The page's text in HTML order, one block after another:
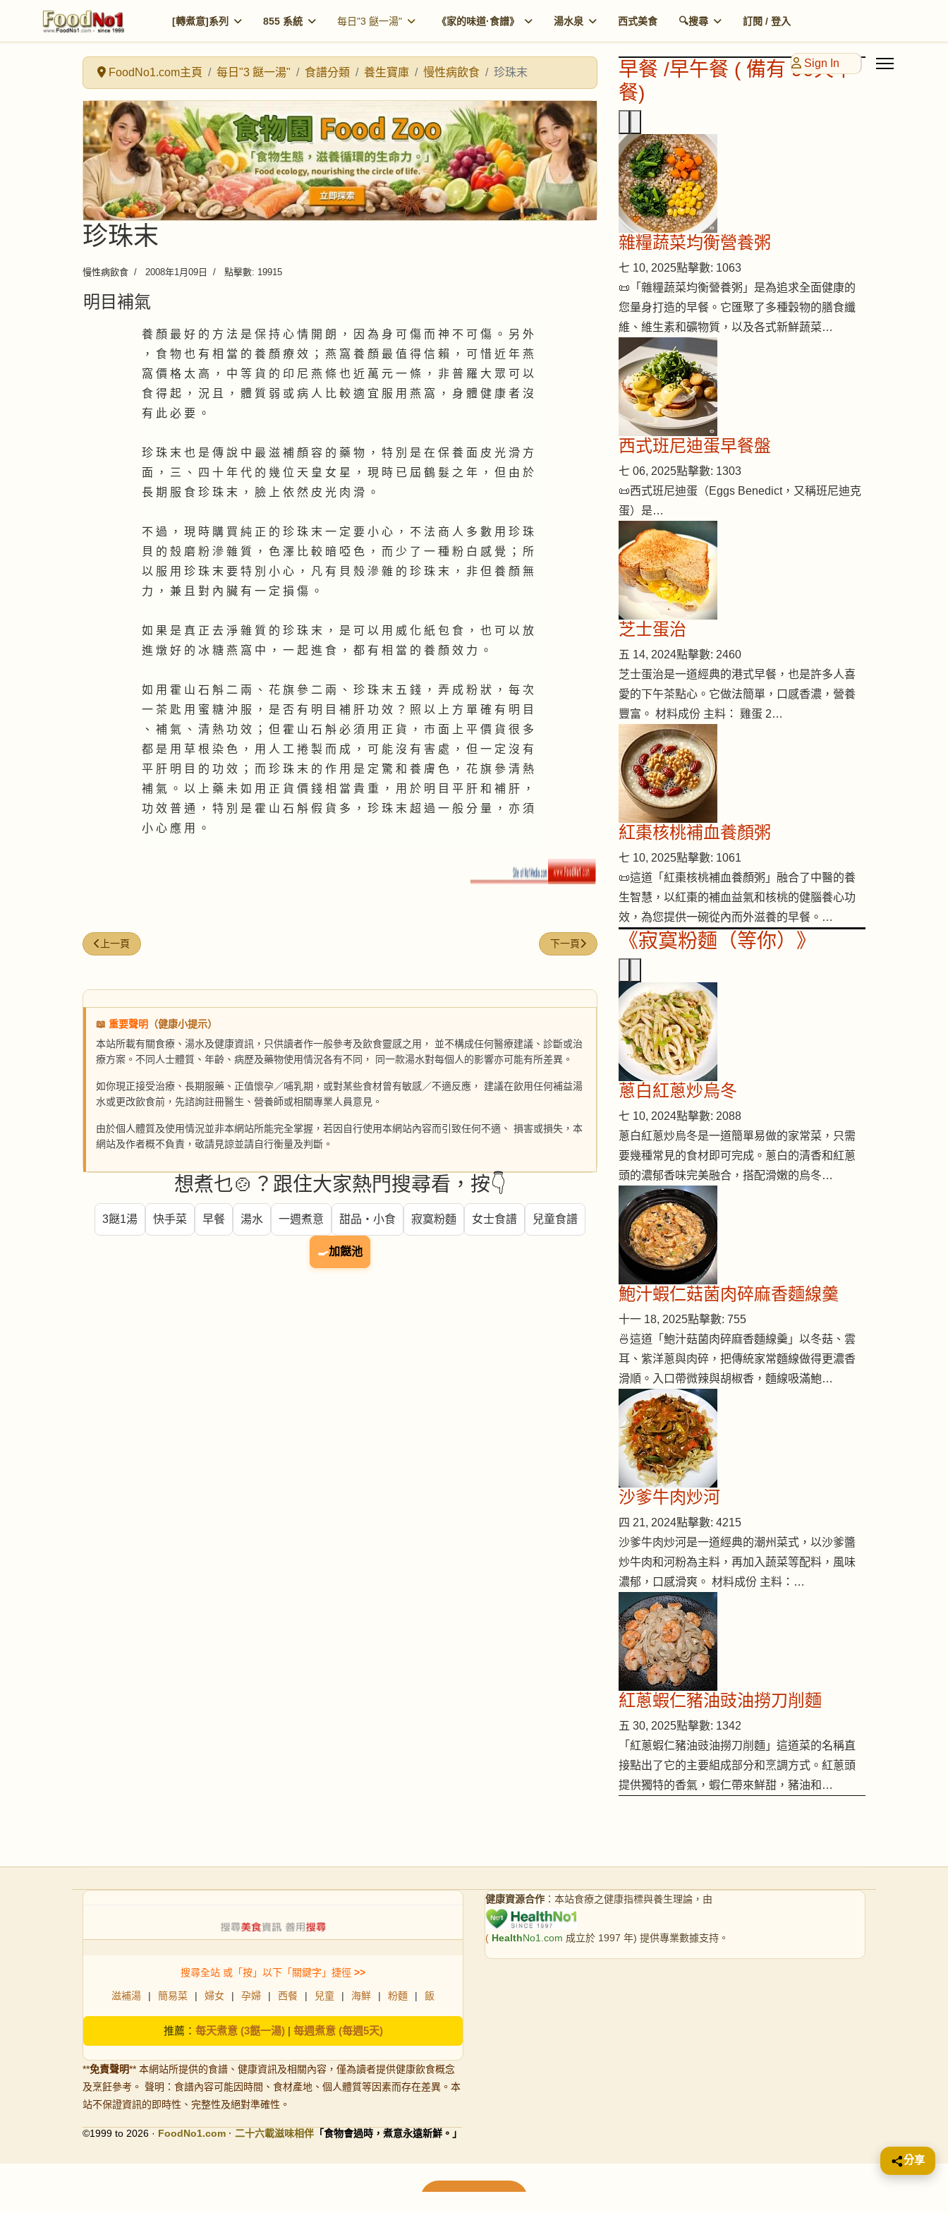
[轉煮意]系列 855 系統 每日"3 餸一湯" 《家的味道·食譜》 湯水泉 西式美食 🔍搜尋 訂閱 / 登入
Sign In
FoodNo1.com主頁 每日"3 餸一湯" 食譜分類 養生寶庫 慢性病飲食 珍珠末
珍珠末
慢性病飲食 2008年1月09日 點擊數: 19915
明目補氣
養 顏 最 好 的 方 法 是 保 持 心 情 開 朗 ， 因 為 身 可 傷 而 神 不 可 傷 。 另 外
， 食 物 也 有 相 當 的 養 顏 療 效 ； 燕 窩 養 顏 最 值 得 信 賴 ， 可 惜 近 年 燕
窩 價 格 太 高 ， 中 等 貨 的 印 尼 燕 條 也 近 萬 元 一 條 ， 非 普 羅 大 眾 可 以
食 得 起 ， 況 且 ， 體 質 弱 或 病 人 比 較 適 宜 服 用 燕 窩 ， 身 體 健 康 者 沒
有 此 必 要 。
珍 珠 末 也 是 傳 說 中 最 滋 補 顏 容 的 藥 物 ， 特 別 是 在 保 養 面 皮 光 滑 方
面 ， 三 、 四 十 年 代 的 幾 位 天 皇 女 星 ， 現 時 已 屆 鶴 髮 之 年 ， 但 由 於
長 期 服 食 珍 珠 末 ， 臉 上 依 然 皮 光 肉 滑 。
不 過 ， 現 時 購 買 純 正 的 珍 珠 末 一 定 要 小 心 ， 不 法 商 人 多 數 用 珍 珠
貝 的 殼 磨 粉 滲 雜 質 ， 色 澤 比 較 暗 啞 色 ， 而 少 了 一 種 粉 白 感 覺 ； 所
以 服 用 珍 珠 末 要 特 別 小 心 ， 凡 有 貝 殼 滲 雜 的 珍 珠 末 ， 非 但 養 顏 無
力 ， 兼 且 對 內 臟 有 一 定 損 傷 。
如 果 是 真 正 去 淨 雜 質 的 珍 珠 末 ， 是 可 以 用 威 化 紙 包 食 ， 也 可 以 放
進 燉 好 的 冰 糖 燕 窩 中 ， 一 起 進 食 ， 都 有 相 當 的 養 顏 效 力 。
如 用 霍 山 石 斛 二 兩 、 花 旗 參 二 兩 、 珍 珠 末 五 錢 ， 弄 成 粉 狀 ， 每 次
一 茶 匙 用 蜜 糖 沖 服 ， 是 否 有 明 目 補 肝 功 效 ？ 照 以 上 方 單 確 有 明 目
、 補 氣 、 清 熱 功 效 ； 但 霍 山 石 斛 必 須 用 正 貨 ， 市 面 上 平 價 貨 很 多
都 是 用 草 根 染 色 ， 用 人 工 捲 製 而 成 ， 可 能 沒 有 害 處 ， 但 一 定 沒 有
平 肝 明 目 的 功 效 ； 而 珍 珠 末 的 作 用 是 定 驚 和 養 膚 色 ， 花 旗 參 清 熱
補 氣 。 以 上 藥 未 如 用 正 貨 價 錢 相 當 貴 重 ， 用 於 明 目 平 肝 和 補 肝 ，
功 效 普 通 ， 特 別 是 霍 山 石 斛 假 貨 多 ， 珍 珠 末 超 過 一 般 分 量 ， 亦 須
小 心 應 用 。
上一篇文章: 鮮花菜式
上一頁 下一篇文章: 黑髮療方
下一頁
📖 重要聲明
（健康小提示）
本站所載有關食療、湯水及健康資訊，只供讀者作一般參考及飲食靈感之用， 並不構成任何醫療建議、診斷或治
療方案。不同人士體質、年齡、病歷及藥物使用情況各有不同， 同一款湯水對每個人的影響亦可能有所差異。
如你現正接受治療、長期服藥、正值懷孕／哺乳期，或對某些食材曾有敏感／不適反應， 建議在飲用任何補益湯
水或更改飲食前，先諮詢註冊醫生、營養師或相關專業人員意見。
由於個人體質及使用情況並非本網站所能完全掌握，若因自行使用本網站內容而引致任何不適、 損害或損失，本
網站及作者概不負責，敬請見諒並請自行衡量及判斷。
想煮乜🍲？跟住大家熱門搜尋看，按👇
3餸1湯 快手菜 早餐 湯水 一週煮意 甜品・小食 寂寞粉麵 女士食譜 兒童食譜
🍳加餸池
早餐 /早午餐 ( 備有 90天早
餐)
雜糧蔬菜均衡營養粥
七 10, 2025點擊數: 1063
📜「雜糧蔬菜均衡營養粥」是為追求全面健康的
您量身打造的早餐。它匯聚了多種穀物的膳食纖
維、維生素和礦物質，以及各式新鮮蔬菜…
西式班尼迪蛋早餐盤
七 06, 2025點擊數: 1303
📜西式班尼迪蛋（Eggs Benedict，又稱班尼迪克
蛋）是…
芝士蛋治
五 14, 2024點擊數: 2460
芝士蛋治是一道經典的港式早餐，也是許多人喜
愛的下午茶點心。它做法簡單，口感香濃，營養
豐富。 材料成份 主料： 雞蛋 2…
紅棗核桃補血養顏粥
七 10, 2025點擊數: 1061
📜這道「紅棗核桃補血養顏粥」融合了中醫的養
生智慧，以紅棗的補血益氣和核桃的健腦養心功
效，為您提供一碗從內而外滋養的早餐。…
《寂寞粉麵（等你）》
蔥白紅蔥炒烏冬
七 10, 2024點擊數: 2088
蔥白紅蔥炒烏冬是一道簡單易做的家常菜，只需
要幾種常見的食材即可完成。蔥白的清香和紅蔥
頭的濃郁香味完美融合，搭配滑嫩的烏冬…
鮑汁蝦仁菇菌肉碎麻香麵線羹
十一 18, 2025點擊數: 755
🍜這道「鮑汁菇菌肉碎麻香麵線羹」以冬菇、雲
耳、紫洋蔥與肉碎，把傳統家常麵線做得更濃香
滑順。入口帶微辣與胡椒香，麵線吸滿鮑…
沙爹牛肉炒河
四 21, 2024點擊數: 4215
沙爹牛肉炒河是一道經典的潮州菜式，以沙爹醬
炒牛肉和河粉為主料，再加入蔬菜等配料，風味
濃郁，口感滑爽。 材料成份 主料：…
紅蔥蝦仁豬油豉油撈刀削麵
五 30, 2025點擊數: 1342
「紅蔥蝦仁豬油豉油撈刀削麵」這道菜的名稱直
接點出了它的主要組成部分和烹調方式。紅蔥頭
提供獨特的香氣，蝦仁帶來鮮甜，豬油和…
搜尋全站 或「按」以下「關鍵字」捷徑 >>
滋補湯 | 簡易菜 | 婦女 | 孕婦 | 西餐 | 兒童 | 海鮮 | 粉麵 | 飯
推薦： 每天煮意 (3餸一湯)| 每週煮意 (每週5天)
**免責聲明** 本網站所提供的食譜、健康資訊及相關內容，僅為讀者提供健康飲食概念
及烹飪參考。 聲明：食譜內容可能因時間、食材產地、個人體質等因素而存在差異。本
站不保證資訊的即時性、完整性及絕對準確性。
©1999 to 2026 · FoodNo1.com · 二十六載滋味相伴 「食物會過時，煮意永遠新鮮。」
健康資源合作 ：本站食療之健康指標與養生理論，由
( HealthNo1.com 成立於 1997 年) 提供專業數據支持。
分享